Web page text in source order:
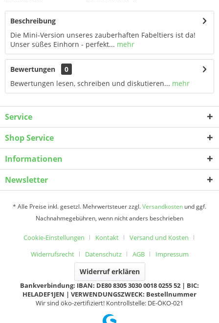
Beschreibung
Die Mini-Version unseres zauberhaften Fabeltiers ist da!
Unser süßes Einhorn - perfekt... mehr
Bewertungen
0
Bewertungen lesen, schreiben und diskutieren... mehr
Service
Shop Service
Informationen
Newsletter
* Alle Preise inkl. gesetzl. Mehrwertsteuer zzgl.Versandkosten und ggf.
Nachnahmegebühren, wenn nicht anders beschrieben
Cookie-Einstellungen Kontakt
Versand und Kosten
Widerrufsrecht
Datenschutz AGB Impressum
Widerruf erklären
Bankverbindung: IBAN: DE80 8305 3030 0018 0255 52 | BIC:
HELADEF1JEN | VERWENDUNGSZWECK: Bestellnummer
Wir sind öko-zertifiziert! Kontrollstelle: DE-ÖKO-021